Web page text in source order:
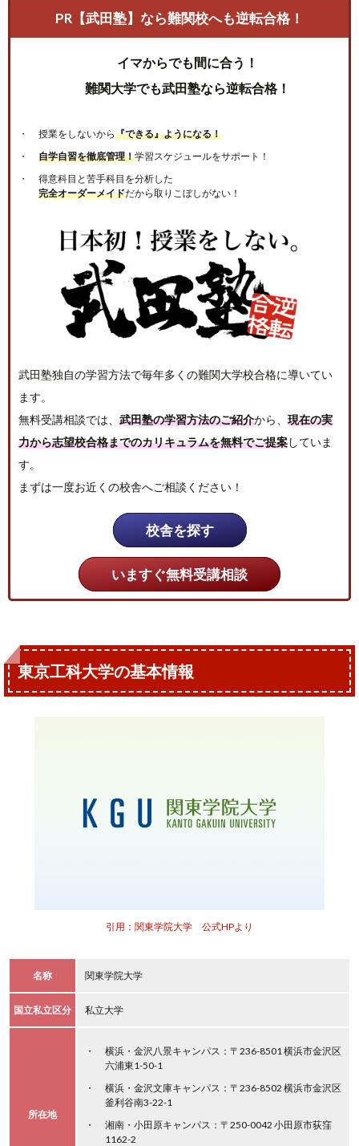
PR【武田塾】なら難関校へも逆転合格！
イマからでも間に合う！
難関大学でも武田塾なら逆転合格！
授業をしないから『できる』ようになる！
自学自習を徹底管理！学習スケジュールをサポート！
得意科目と苦手科目を分析した
完全オーダーメイドだから取りこぼしがない！
武田塾独自の学習方法で毎年多くの難関大学校合格に導いてい
ます。
無料受講相談では、 武田塾の学習方法のご紹介から、 現在の実
力から志望校合格までのカリキュラムを無料でご提案していま
す。
まずは一度お近くの校舎へご相談ください！
校舎を探す
いますぐ無料受講相談
東京工科大学の基本情報
引用：関東学院大学 公式HPより
名称 関東学院大学
国立私立区分 私立大学
所在地
横浜・金沢八景キャンパス：〒236-8501 横浜市金沢区
六浦東1-50-1
横浜・金沢文庫キャンパス：〒236-8502 横浜市金沢区
釜利谷南3-22-1
湘南・小田原キャンパス：〒250-0042 小田原市荻窪
1162-2